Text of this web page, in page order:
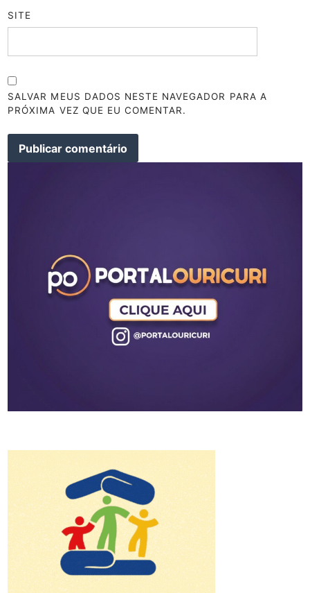
SITE
SALVAR MEUS DADOS NESTE NAVEGADOR PARA A
PRÓXIMA VEZ QUE EU COMENTAR.